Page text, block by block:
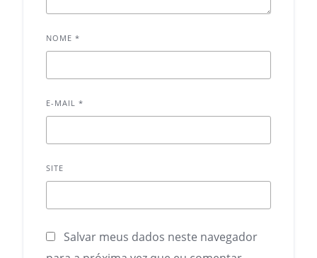
NOME *
E-MAIL *
SITE
Salvar meus dados neste navegador